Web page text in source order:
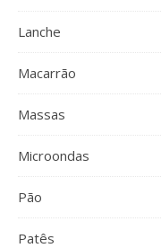
Lanche
Macarrão
Massas
Microondas
Pão
Patês